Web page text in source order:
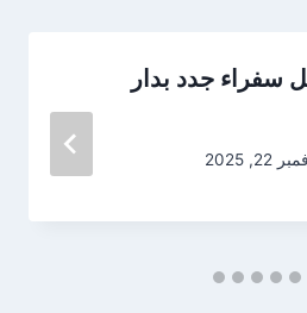
سفراء جدد بدار
22, 2025